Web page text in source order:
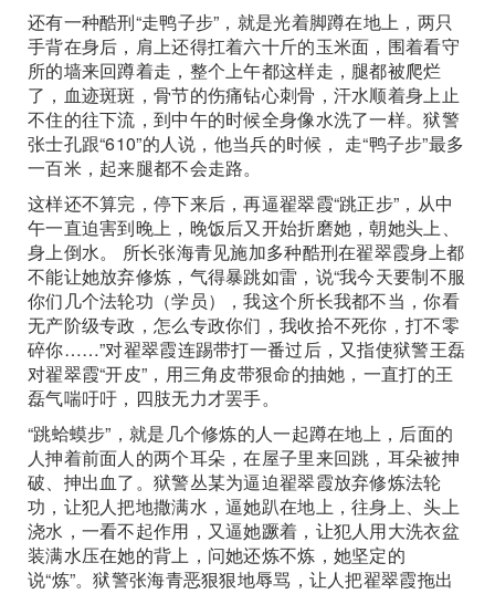
还有一种酷刑“走鸭子步”，就是光着脚蹲在地上，两只
手背在身后，肩上还得扛着六十斤的玉米面，围着看守
所的墙来回蹲着走，整个上午都这样走，腿都被爬烂
了，血迹斑斑，骨节的伤痛钻心刺骨，汗水顺着身上止
不住的往下流，到中午的时候全身像水洗了一样。狱警
张士孔跟“610”的人说，他当兵的时候， 走“鸭子步”最多
一百米，起来腿都不会走路。
这样还不算完，停下来后，再逼翟翠霞“跳正步”，从中
午一直迫害到晚上，晚饭后又开始折磨她，朝她头上、
身上倒水。 所长张海青见施加多种酷刑在翟翠霞身上都
不能让她放弃修炼，气得暴跳如雷，说“我今天要制不服
你们几个法轮功（学员），我这个所长我都不当，你看
无产阶级专政，怎么专政你们，我收拾不死你，打不零
碎你……”对翟翠霞连踢带打一番过后，又指使狱警王磊
对翟翠霞“开皮”，用三角皮带狠命的抽她，一直打的王
磊气喘吁吁，四肢无力才罢手。
“跳蛤蟆步”，就是几个修炼的人一起蹲在地上，后面的
人抻着前面人的两个耳朵，在屋子里来回跳，耳朵被抻
破、抻出血了。狱警丛某为逼迫翟翠霞放弃修炼法轮
功，让犯人把地撒满水，逼她趴在地上，往身上、头上
浇水，一看不起作用，又逼她蹶着，让犯人用大洗衣盆
装满水压在她的背上，问她还炼不炼，她坚定的
说“炼”。狱警张海青恶狠狠地辱骂，让人把翟翠霞拖出